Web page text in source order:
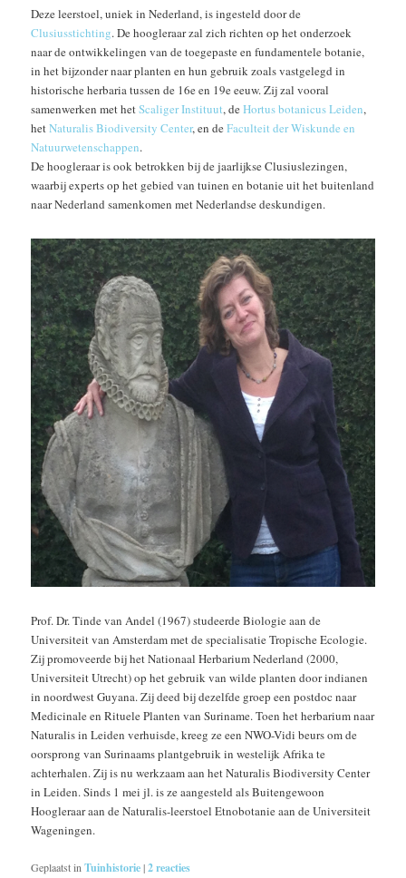
Deze leerstoel, uniek in Nederland, is ingesteld door de
Clusiusstichting. De hoogleraar zal zich richten op het onderzoek
naar de ontwikkelingen van de toegepaste en fundamentele botanie,
in het bijzonder naar planten en hun gebruik zoals vastgelegd in
historische herbaria tussen de 16e en 19e eeuw. Zij zal vooral
samenwerken met hetScaliger Instituut, deHortus botanicus Leiden,
hetNaturalis Biodiversity Center, en deFaculteit der Wiskunde en
Natuurwetenschappen.
De hoogleraar is ook betrokken bij de jaarlijkse Clusiuslezingen,
waarbij experts op het gebied van tuinen en botanie uit het buitenland
naar Nederland samenkomen met Nederlandse deskundigen.
Prof. Dr. Tinde van Andel (1967) studeerde Biologie aan de
Universiteit van Amsterdam met de specialisatie Tropische Ecologie.
Zij promoveerde bij het Nationaal Herbarium Nederland (2000,
Universiteit Utrecht) op het gebruik van wilde planten door indianen
in noordwest Guyana. Zij deed bij dezelfde groep een postdoc naar
Medicinale en Rituele Planten van Suriname. Toen het herbarium naar
Naturalis in Leiden verhuisde, kreeg ze een NWO-Vidi beurs om de
oorsprong van Surinaams plantgebruik in westelijk Afrika te
achterhalen. Zij is nu werkzaam aan het Naturalis Biodiversity Center
in Leiden. Sinds 1 mei jl. is ze aangesteld als Buitengewoon
Hoogleraar aan de Naturalis-leerstoel Etnobotanie aan de Universiteit
Wageningen.
Geplaatst in Tuinhistorie|2reacties